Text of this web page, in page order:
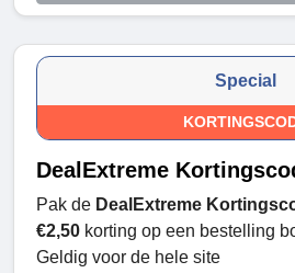
Special
DealExtreme
Pak de DealExtreme
€2,50 korting op een bestelling
Geldig voor de hele site